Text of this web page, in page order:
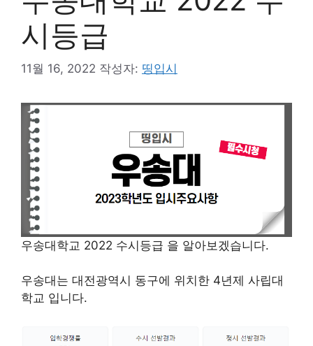
시등급
11월 16, 2022 작성자: 띵입시
우송대학교 2022 수시등급 을 알아보겠습니다.
우송대는 대전광역시 동구에 위치한 4년제 사립대
학교 입니다.